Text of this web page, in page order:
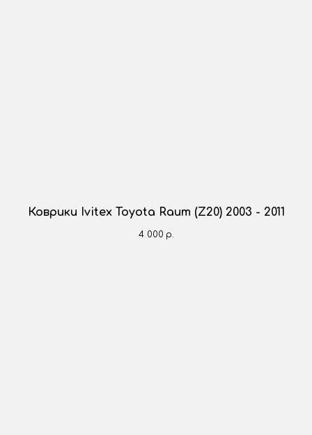
Коврики Ivitex Toyota Raum (Z20) 2003 - 2011
4 000 р.